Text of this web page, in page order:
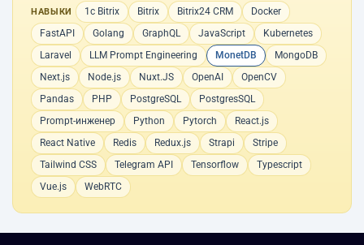
НАВЫКИ 1с Bitrix Bitrix Bitrix24 CRM
Docker
FastAPI
Golang GraphQL JavaScript
Kubernetes
Laravel
LLM Prompt Engineering MonetDB
MongoDB
Next.js
Node.js Nuxt.JS OpenAI
OpenCV
Pandas
PHP PostgreSQL
PostgresSQL
Prompt-инженер
Python Pytorch
React.js
React Native
Redis Redux.js Strapi
Stripe
Tailwind CSS
Telegram API Tensorflow
Typescript
Vue.js
WebRTC